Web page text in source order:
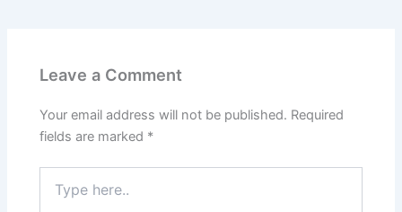
Leave a Comment
Your email address will not be published. Required
fields are marked *
here..